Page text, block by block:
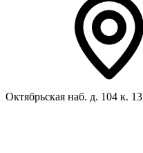
Октябрьская наб. д. 104 к. 13